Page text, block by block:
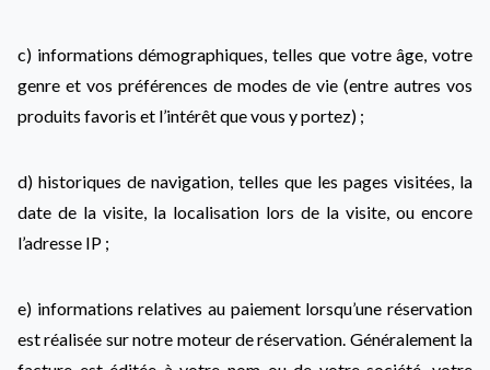
c) informations démographiques, telles que votre âge, votre
genre et vos préférences de modes de vie (entre autres vos
produits favoris et l’intérêt que vous y portez) ;
d) historiques de navigation, telles que les pages visitées, la
date de la visite, la localisation lors de la visite, ou encore
l’adresse IP ;
e) informations relatives au paiement lorsqu’une réservation
est réalisée sur notre moteur de réservation. Généralement la